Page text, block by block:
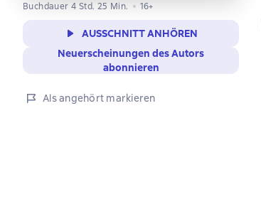
Buchdauer 4 Std. 25 Min. 16+
AUSSCHNITT ANHÖREN
Neuerscheinungen des Autors
abonnieren
Als angehört markieren